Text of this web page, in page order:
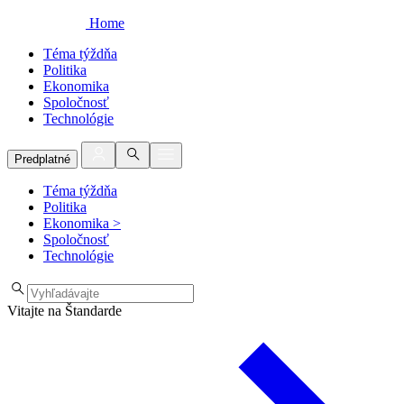
Home
Téma týždňa
Politika
Ekonomika
Spoločnosť
Technológie
Predplatné
Téma týždňa
Politika
Ekonomika >
Spoločnosť
Technológie
Vitajte na Štandarde